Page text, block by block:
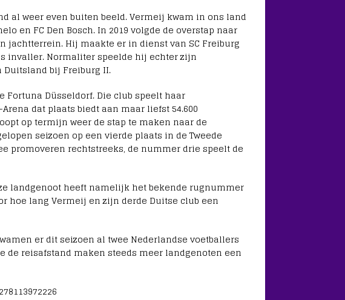
al weer even buiten beeld. Vermeij kwam in ons land
en FC Den Bosch. In 2019 volgde de overstap naar
jachtterrein. Hij maakte er in dienst van SC Freiburg
invaller. Normaliter speelde hij echter zijn
bij Freiburg II.
Düsseldorf. Die club speelt haar
dat plaats biedt aan maar liefst 54.600
op termijn weer de stap te maken naar de
seizoen op een vierde plaats in de Tweede
promoveren rechtstreeks, de nummer drie speelt de
landgenoot heeft namelijk het bekende rugnummer
hoe lang Vermeij en zijn derde Duitse club een
er dit seizoen al twee Nederlandse voetballers
de reisafstand maken steeds meer landgenoten een